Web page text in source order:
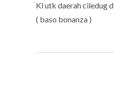
Kl utk daerah ciledug
( baso bonanza )